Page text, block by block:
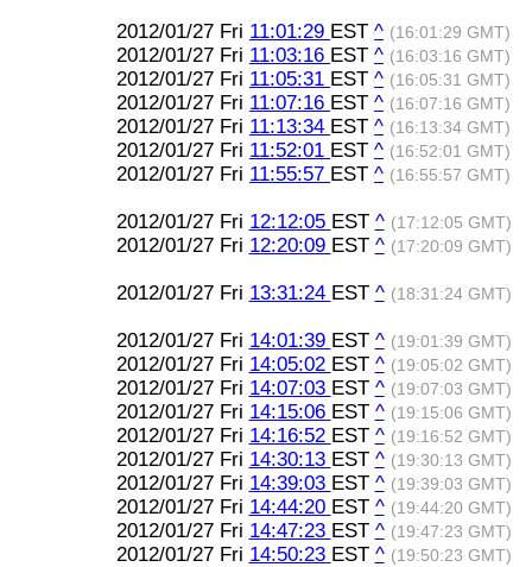
2012/01/27 Fri 11:01:29 EST ^ (16:01:29 GMT)
2012/01/27 Fri 11:03:16 EST ^ (16:03:16 GMT)
2012/01/27 Fri 11:05:31 EST ^ (16:05:31 GMT)
2012/01/27 Fri 11:07:16 EST ^ (16:07:16 GMT)
2012/01/27 Fri 11:13:34 EST ^ (16:13:34 GMT)
2012/01/27 Fri 11:52:01 EST ^ (16:52:01 GMT)
2012/01/27 Fri 11:55:57 EST ^ (16:55:57 GMT)
2012/01/27 Fri 12:12:05 EST ^ (17:12:05 GMT)
2012/01/27 Fri 12:20:09 EST ^ (17:20:09 GMT)
2012/01/27 Fri 13:31:24 EST ^ (18:31:24 GMT)
2012/01/27 Fri 14:01:39 EST ^ (19:01:39 GMT)
2012/01/27 Fri 14:05:02 EST ^ (19:05:02 GMT)
2012/01/27 Fri 14:07:03 EST ^ (19:07:03 GMT)
2012/01/27 Fri 14:15:06 EST ^ (19:15:06 GMT)
2012/01/27 Fri 14:16:52 EST ^ (19:16:52 GMT)
2012/01/27 Fri 14:30:13 EST ^ (19:30:13 GMT)
2012/01/27 Fri 14:39:03 EST ^ (19:39:03 GMT)
2012/01/27 Fri 14:44:20 EST ^ (19:44:20 GMT)
2012/01/27 Fri 14:47:23 EST ^ (19:47:23 GMT)
2012/01/27 Fri 14:50:23 EST ^ (19:50:23 GMT)